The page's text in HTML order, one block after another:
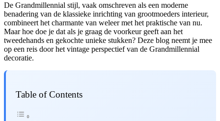
De Grandmillennial stijl, vaak omschreven als een moderne
benadering van de klassieke inrichting van grootmoeders interieur,
combineert het charmante van weleer met het praktische van nu.
Maar hoe doe je dat als je graag de voorkeur geeft aan het
tweedehands en gekochte unieke stukken? Deze blog neemt je mee
op een reis door het vintage perspectief van de Grandmillennial
decoratie.
Table of Contents